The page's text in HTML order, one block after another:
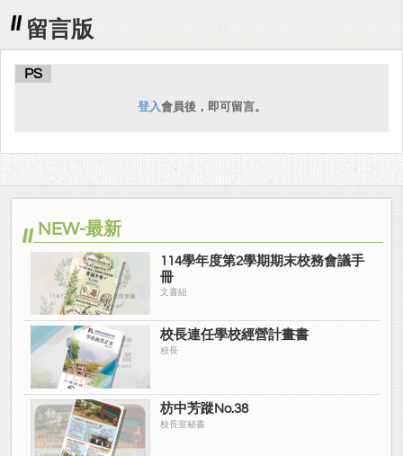
留言版
PS
登入會員後，即可留言。
NEW-最新
114學年度第2學期期末校務會議手
冊
文書組
校長連任學校經營計畫書
校長
枋中芳蹤No.38
校長室秘書